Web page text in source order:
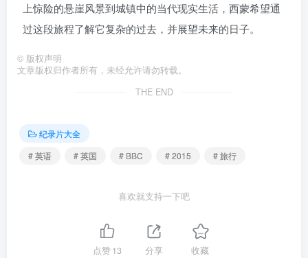
上惊险的悬崖风景到城镇中的当代现实生活，西蒙希望通
过这段旅程了解它复杂的过去，并展望未来的日子。
© 版权声明
文章版权归作者所有，未经允许请勿转载。
THE END
纪录片大全
# 英语
# 英国 # BBC # 2015 # 旅行
喜欢就支持一下吧
点赞13 分享 收藏